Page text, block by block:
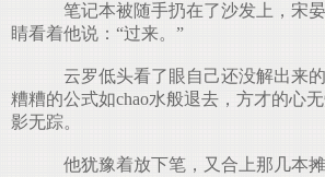
笔记本被随手扔在了沙发上，宋
睛看着他说：“过来。”
云罗低头看了眼自己还没解出来
糟糟的公式如chao水般退去，方才的心
影无踪。
他犹豫着放下笔，又合上那几本